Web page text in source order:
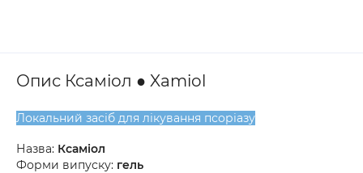
Опис Ксаміол ● Xamiol
Локальний засіб для лікування псоріазу
Назва: Ксаміол
Форми випуску: гель